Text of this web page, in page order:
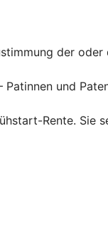
der
und
Rente. Sie